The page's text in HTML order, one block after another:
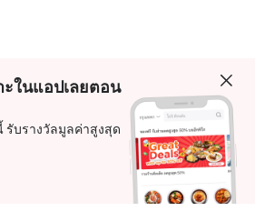
ะในแอปเลยตอน
รับรางวัลมูลค่าสูงสุด